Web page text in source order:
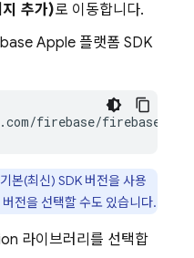
추가)로 이동합니다.
Apple 플랫폼 SDK
firebase/firebase-
본(최신) SDK 버전을 사용
전을 선택할 수도 있습니다.
라이브러리를 선택합